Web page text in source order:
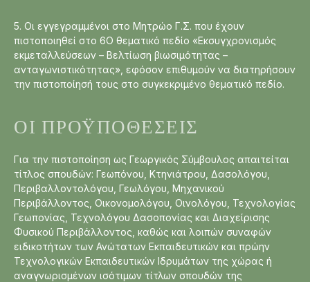
5. Οι εγγεγραμμένοι στο Μητρώο Γ.Σ. που έχουν
πιστοποιηθεί στο 6Ο θεματικό πεδίο «Εκσυγχρονισμός
εκμεταλλεύσεων – Βελτίωση βιωσιμότητας –
ανταγωνιστικότητας», εφόσον επιθυμούν να διατηρήσουν
την πιστοποίησή τους στο συγκεκριμένο θεματικό πεδίο.
ΟΙ ΠΡΟΫΠΟΘΈΣΕΙΣ
Για την πιστοποίηση ως Γεωργικός Σύμβουλος απαιτείται
τίτλος σπουδών: Γεωπόνου, Κτηνιάτρου, Δασολόγου,
Περιβαλλοντολόγου, Γεωλόγου, Μηχανικού
Περιβάλλοντος, Οικονομολόγου, Οινολόγου, Τεχνολογίας
Γεωπονίας, Τεχνολόγου Δασοπονίας και Διαχείρισης
Φυσικού Περιβάλλοντος, καθώς και λοιπών συναφών
ειδικοτήτων των Ανώτατων Εκπαιδευτικών και πρώην
Τεχνολογικών Εκπαιδευτικών Ιδρυμάτων της χώρας ή
αναγνωρισμένων ισότιμων τίτλων σπουδών της